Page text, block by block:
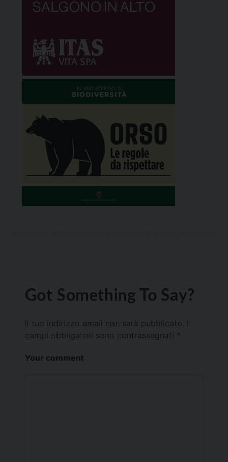
Got Something To Say?
Il tuo indirizzo email non sarà pubblicato.
campi obbligatori sono contrassegnati *
Your comment